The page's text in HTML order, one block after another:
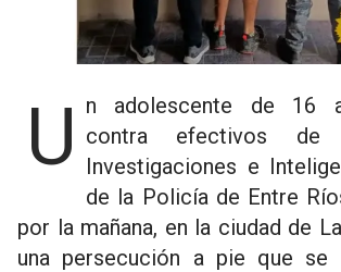
Un adolescente de 16 años disparó contra efectivos de
Investigaciones e
de la Policía de Entre
por la mañana, en la ciudad de
una persecución a pie que se